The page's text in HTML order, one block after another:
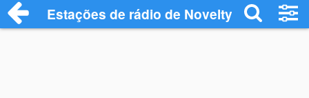
Estações de rádio de Novelty - Ouça